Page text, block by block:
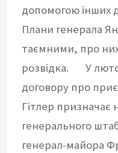
допомогою інших
Плани генерала
таємними, про
розвідка. У
договору про
Гітлер призначає
генерального
генерал-майора